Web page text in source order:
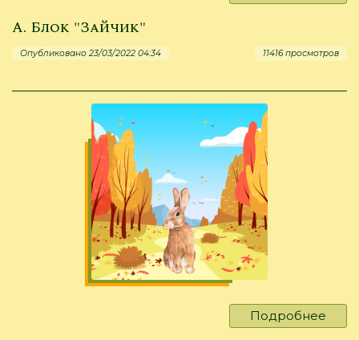
А.
"Лес
А. Блок "Зайчик"
Опубликовано 23/03/2022 04:34 11416 просмотров
Подробнее